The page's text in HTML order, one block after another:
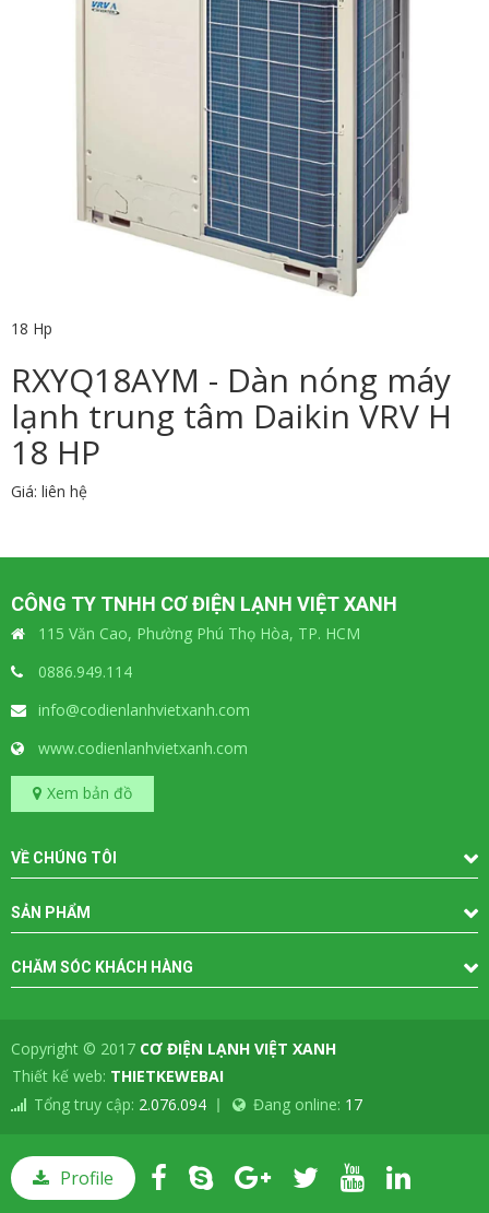
18 Hp
RXYQ18AYM - Dàn nóng máy
lạnh trung tâm Daikin VRV H
18 HP
Giá: liên hệ
CÔNG TY TNHH CƠ ĐIỆN LẠNH VIỆT XANH
115 Văn Cao, Phường Phú Thọ Hòa, TP. HCM
0886.949.114
info@codienlanhvietxanh.com
www.codienlanhvietxanh.com
Xem bản đồ
VỀ CHÚNG TÔI
SẢN PHẨM
CHĂM SÓC KHÁCH HÀNG
Copyright © 2017 CƠ ĐIỆN LẠNH VIỆT XANH
Thiết kế web: THIETKEWEBAI
Tổng truy cập: 2.076.094 Đang online: 17
Profile